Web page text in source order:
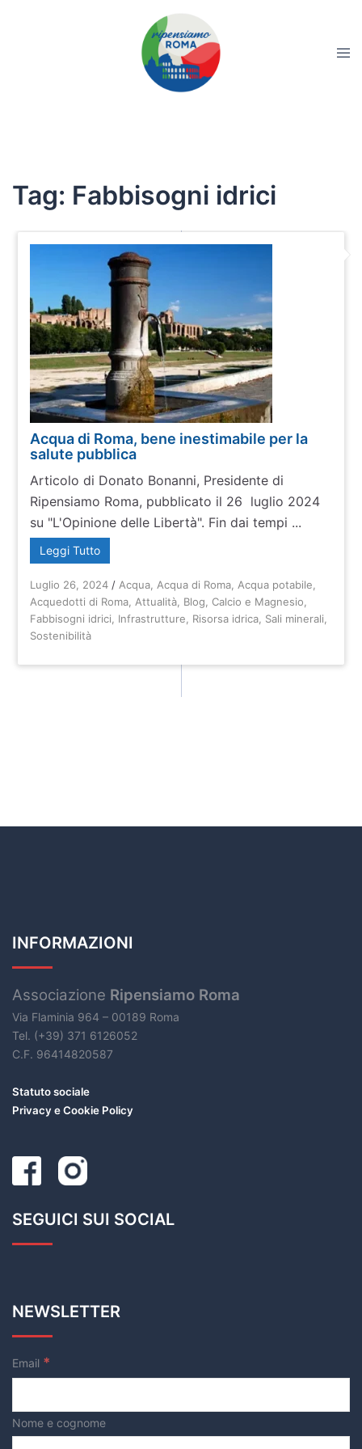
Tag: Fabbisogni idrici
Acqua di Roma, bene inestimabile per la
salute pubblica
Articolo di Donato Bonanni, Presidente di
Ripensiamo Roma, pubblicato il 26 luglio 2024
su "L'Opinione delle Libertà". Fin dai tempi ...
Leggi Tutto
Luglio 26, 2024 / Acqua Acqua di Roma Acqua potabile
Acquedotti di Roma Attualità Blog ,Calcio e Magnesio
Fabbisogni idrici
Infrastrutture Risorsa idrica Sali minerali
Sostenibilità
INFORMAZIONI
Associazione Ripensiamo Roma
Via Flaminia 964 – 00189 Roma
Tel. (+39) 371 6126052
C.F. 96414820587
Statuto sociale
Privacy e Cookie Policy
SEGUICI SUI SOCIAL
NEWSLETTER
Email *
Nome e cognome